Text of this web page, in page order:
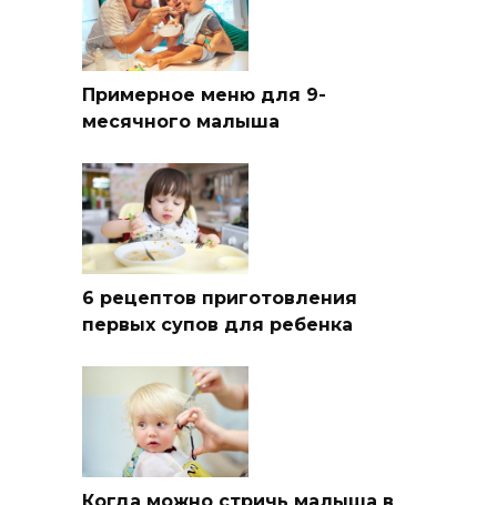
Примерное меню для 9-
месячного малыша
6 рецептов приготовления
первых супов для ребенка